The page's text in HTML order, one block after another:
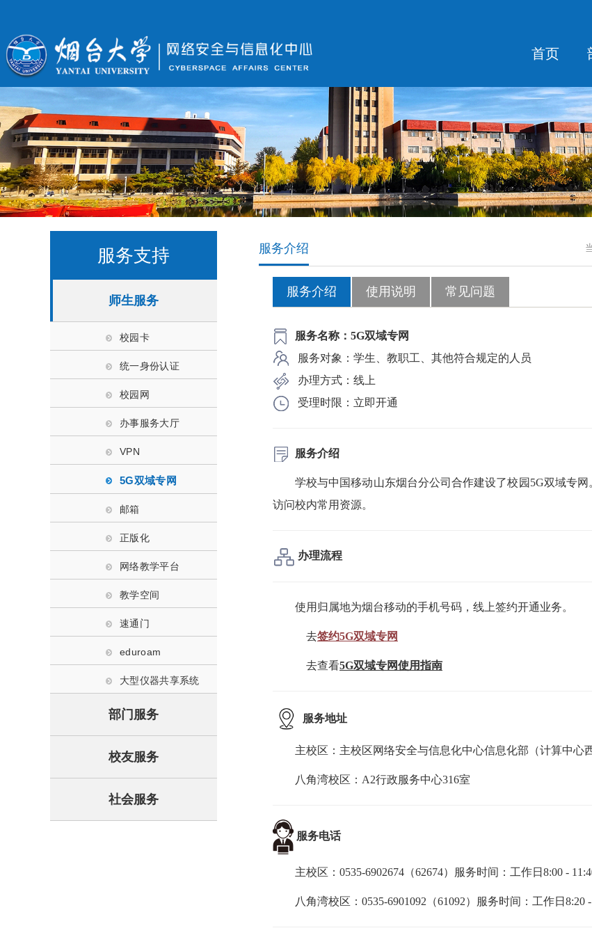
首页
服务支持
师生服务
校园卡
统一身份认证
校园网
办事服务大厅
VPN
5G双域专网
邮箱
正版化
网络教学平台
教学空间
速通门
eduroam
大型仪器共享系统
部门服务
校友服务
社会服务
服务介绍
服务介绍 使用说明 常见问题
服务名称：5G双域专网
服务对象 ： 学生、教职工、其他符合规定的人员
办理方式：线上
受理时限：立即开通
服务介绍
学校与中国移动山东烟台分公司合作建设了校园5G双域专
访问校内常用资源。
办理流程
使用归属地为烟台移动的手机号码， 线上签约开通业务。
去签约5G双域专网
去查看5G双域专网使用指南
服务地址
主校区： 主校区网络安全与信息化中心信息化部（计算中心
八角湾校区：A2行政服务中心316室
服务电话
主校区：0535-6902674（62674）服务时间：工作日8:00 - 11 :
八角湾校区：0535-6901092（61092）服务时间：工作日 8:20